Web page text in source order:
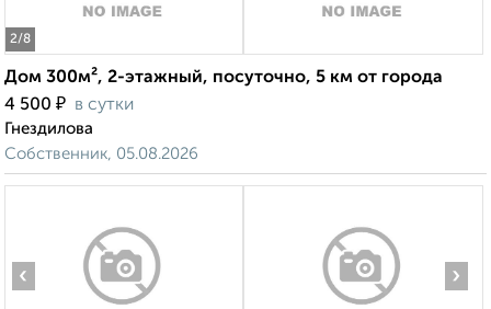
2/8
Дом 300м², 2-этажный, посуточно, 5 км от города
4 500 ₽ в сутки
Гнездилова
Собственник, 05.08.2026
‹ ›